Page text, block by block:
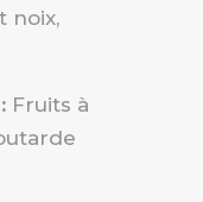
noix,
Fruits à